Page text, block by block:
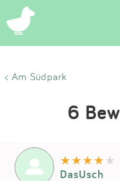
< Am Südpark
6
DasUsch